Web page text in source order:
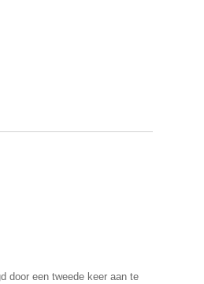
door een tweede keer aan te